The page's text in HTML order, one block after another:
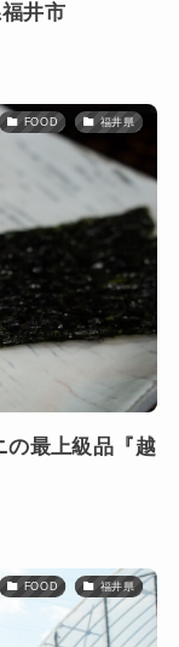
井市
FOOD 福井県
の最上級品『越
FOOD 福井県